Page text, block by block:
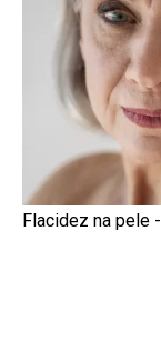
Flacidez na pele -